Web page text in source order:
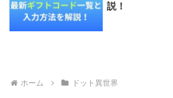
説！
ホーム ドット異世界